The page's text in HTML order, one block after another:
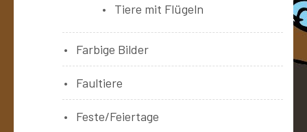
Tiere mit Flügeln
Farbige Bilder
Faultiere
Feste/Feiertage